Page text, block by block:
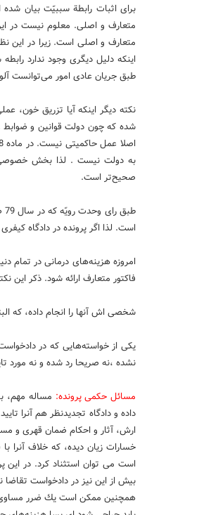
متعارف و اصلی. معلوم نیست در
متعارف و اصلی است. زیرا در
اینكه دلیل دیگری وجود ندارد
طبق جریان عادی امور می‌توانست
نكته دیگر اینكه آیا تزریق
شده كه چون دولت قوانین و ضوابط
به دولت نیست . لذا بخش خصوصی
صحیح‌تر است.
است. لذا اگر پرونده در دادگاه
امروزه هزینه‌های درمانی در تمام
فاكتور متعارف ارائه شود. ذكر
شخصی اش آنها را انجام داده، كه
یكی از خواسته‌هایی كه در
نشده ،نه صریحا رد شده و نه مورد
مسائل حكمی پرونده: مساله مهم،
داده و دادگاه تجدیدنظر هم آنرا
ارش، آثار و احكام ضمان قهری و
خسارات زیان دیده، كه خلاف
است می توان استثناد كرد. در این
بیش از این نیز در دادخواست
همچنین ممكن است یك ضرر مساوی